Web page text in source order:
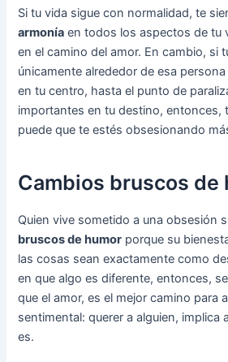
Si tu vida sigue con normalidad, te
armonía en todos los aspectos de tu
en el camino del amor. En cambio, si
únicamente alrededor de esa
en tu centro, hasta el punto de
importantes en tu destino, entonces,
puede que te estés obsesionando
Cambios bruscos de
Quien vive sometido a una obsesión
bruscos de humor porque su
las cosas sean exactamente como
en que algo es diferente, entonces,
que el amor, es el mejor camino para
sentimental: querer a alguien, implica
es.